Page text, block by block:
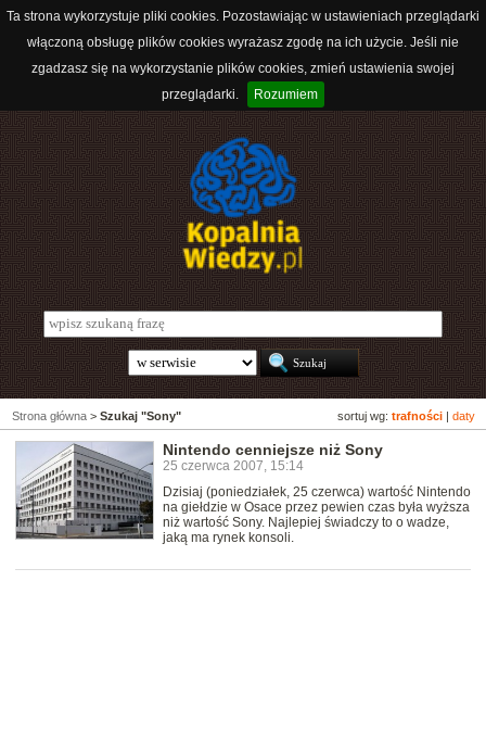
Ta strona wykorzystuje pliki cookies. Pozostawiając w ustawieniach przeglądarki
włączoną obsługę plików cookies wyrażasz zgodę na ich użycie. Jeśli nie
zgadzasz się na wykorzystanie plików cookies, zmień ustawienia swojej
przeglądarki.
Rozumiem
sortuj wg: trafności daty
Strona główna > Szukaj "Sony"
Nintendo cenniejsze niż Sony
25 czerwca 2007, 15:14
Dzisiaj (poniedziałek, 25 czerwca) wartość Nintendo
na giełdzie w Osace przez pewien czas była wyższa
niż wartość Sony. Najlepiej świadczy to o wadze,
jaką ma rynek konsoli.